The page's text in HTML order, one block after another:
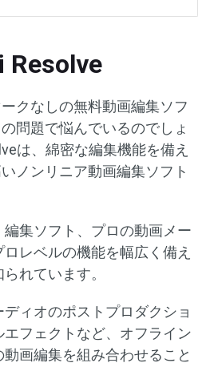
Resolve
クなしの無料動画編集ソフ
問題で悩んでいるのでしょ
は、綿密な編集機能を備え
ノンリニア動画編集ソフト
編集ソフト、プロの動画メー
レベルの機能を幅広く備え
れています。
ィオのポストプロダクショ
エフェクトなど、オフライン
動画編集を組み合わせること